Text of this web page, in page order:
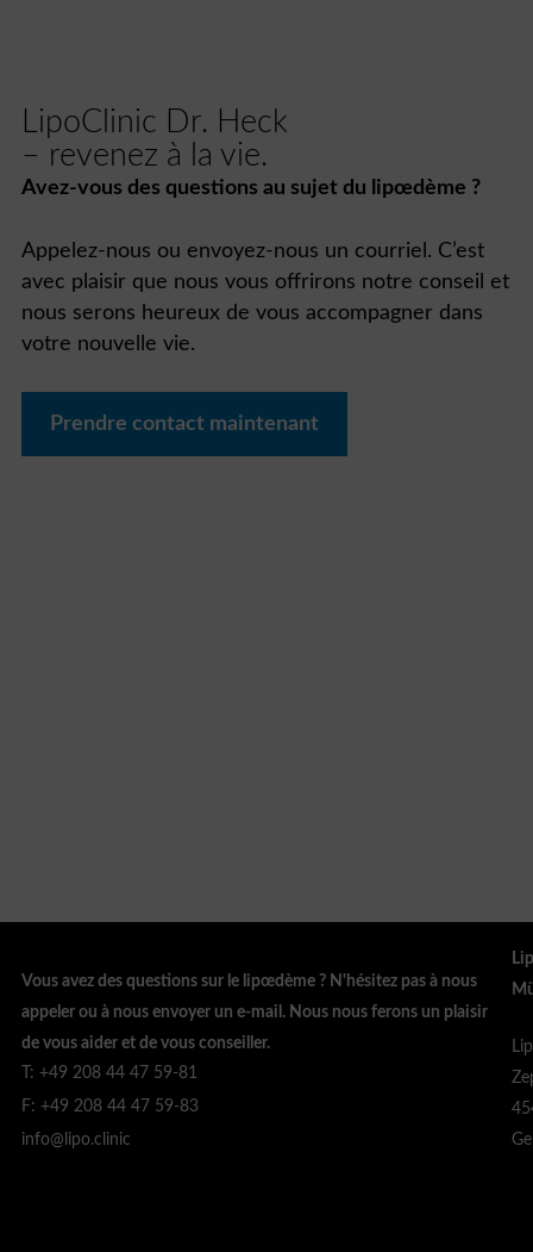
LipoClinic Dr. Heck
– revenez à la vie.
Avez-vous des questions au sujet du lipœdème ?
Appelez-nous ou envoyez-nous un courriel. C’est
avec plaisir que nous vous offrirons notre conseil et
nous serons heureux de vous accompagner dans
votre nouvelle vie.
Prendre contact maintenant
Vous avez des questions sur le lipœdème ? N'hésitez pas à nous
appeler ou à nous envoyer un e-mail. Nous nous ferons un plaisir
de vous aider et de vous conseiller.
T: +49 208 44 47 59-81
F: +49 208 44 47 59-83
info@lipo.clinic